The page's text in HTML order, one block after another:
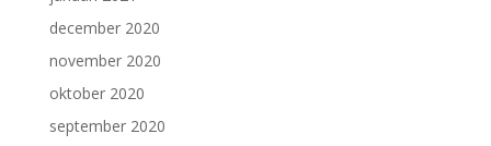
december 2020
november 2020
oktober 2020
september 2020